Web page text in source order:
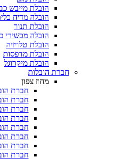
הובלת מייבש
הובלה מדיח
הובלת תנור
הובלה מכשירי
הובלת טלויזיה
הובלת מדפסות
הובלת מיקרוגל
חברת הובלות
מחוז צפון
חברת
חברת
חברת
חברת
חברת
חברת
חברת
חברת